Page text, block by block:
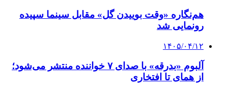
هم‌نگاره «وقت بوییدن گل» مقابل سینما سپیده
رونمایی شد
۱۴۰۵/۰۴/۱۲
آلبوم «بدرقه» با صدای ۷ خواننده منتشر می‌شود؛
از همای تا افتخاری